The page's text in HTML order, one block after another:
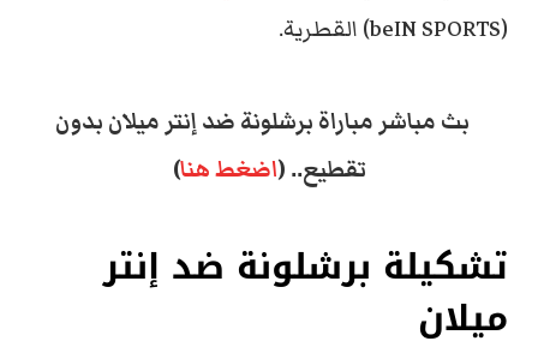
(beIN SPORTS) القطرية.
بث مباشر مباراة برشلونة ضد إنتر ميلان بدون
تقطيع.. (اضغط هنا)
تشكيلة برشلونة ضد إنتر
ميلان